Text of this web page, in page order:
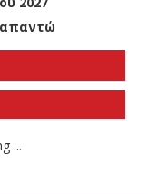
οι εθνικές
2026
2027